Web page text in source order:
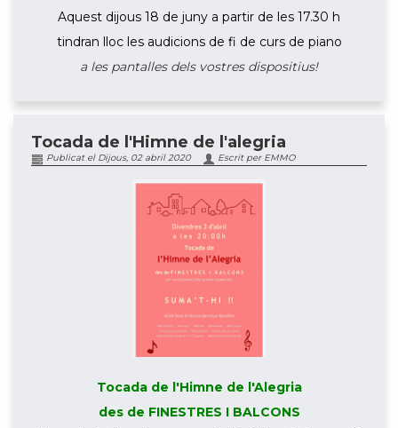
Aquest dijous 18 de juny a partir de les 17.30 h
tindran lloc les audicions de fi de curs de piano
a les pantalles dels vostres dispositius!
Tocada de l'Himne de l'alegria
Publicat el Dijous, 02 abril 2020 Escrit per EMMO
Tocada de l'Himne de l'Alegria
des de FINESTRES I BALCONS